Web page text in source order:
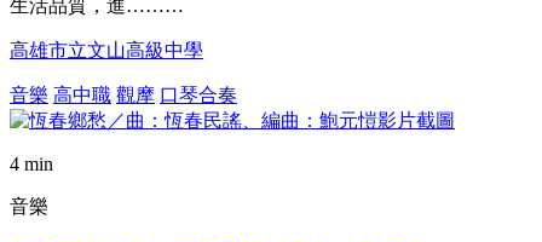
生活品質，進………
高雄市立文山高級中學
音樂 高中職 觀摩 口琴合奏
4 min
音樂